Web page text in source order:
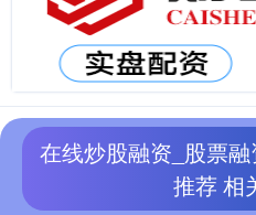
在线炒股融资_股票
推荐 相